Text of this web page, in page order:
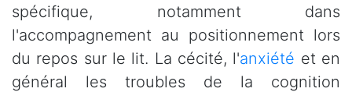
spécifique, notamment dans
l'accompagnement au positionnement lors
du repos sur le lit. La cécité, l'anxiété et en
général les troubles de la cognition